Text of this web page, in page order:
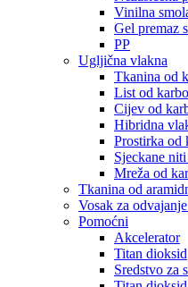
Vinilna
Gel premaz
PP
Ugljična vlakna
Tkanina od
List od
Cijev od
Hibridna
Prostirka od
Sjeckane
Mreža od
Tkanina od
Vosak za
Pomoćni
Akcelerator
Titan dioksid
Sredstvo za